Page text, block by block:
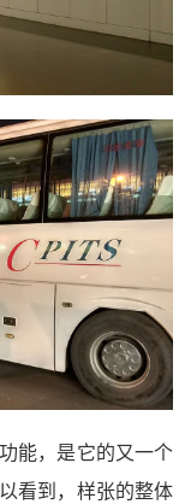
功能，是它的又一个
看到，样张的整体